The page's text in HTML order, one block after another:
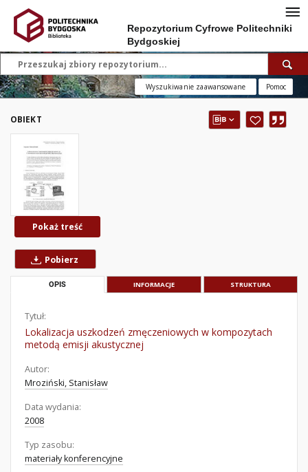
Repozytorium Cyfrowe Politechniki
Bydgoskiej
Wyszukiwanie zaawansowane Pomoc
OBIEKT
Pokaż treść
Pobierz
OPIS INFORMACJE STRUKTURA
Tytuł:
Lokalizacja uszkodzeń zmęczeniowych w kompozytach
metodą emisji akustycznej
Autor:
Mroziński, Stanisław
Data wydania:
2008
Typ zasobu:
materiały konferencyjne